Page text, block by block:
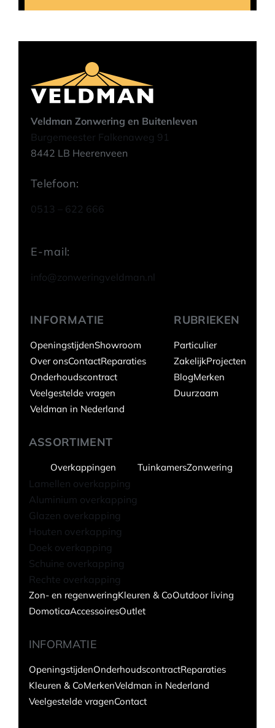
Veldman Zonwering en Buitenleven
Burgemeester Falkenaweg 91
8442 LB Heerenveen
Telefoon:
0513 – 622 666
E-mail:
info@zonweringveldman.nl
ASSORTIMENT
Overkappingen
Lamellen overkapping
Aluminium overkapping
Glazen overkapping
Houten overkapping
Doek overkapping
Schuine overkapping
Rechte overkapping
TuinkamersZonwering
Zon- en regenweringKleuren & CoOutdoor living
DomoticaAccessoiresOutlet
RUBRIEKEN
Particulier
ZakelijkProjecten
BlogMerken
Duurzaam
INFORMATIE
OpeningstijdenOnderhoudscontractReparaties
Kleuren & CoMerkenVeldman in Nederland
Veelgestelde vragenContact
INFORMATIE
OpeningstijdenShowroom
Over onsContactReparaties
Onderhoudscontract
Veelgestelde vragen
Veldman in Nederland